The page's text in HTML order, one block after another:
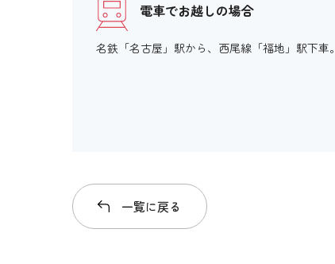
視覚障がい者誘導用ブロック
電車でお越しの場合
名鉄「名古屋」駅から、西尾線「福地」駅下
一覧に戻る